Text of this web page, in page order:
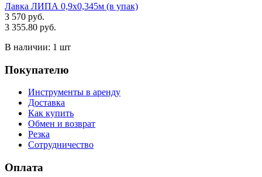
Лавка ЛИПА 0,9х0,345м (в упак)
3 570 руб.
3 355.80 руб.
В наличии: 1 шт
Покупателю
Инструменты в аренду
Доставка
Как купить
Обмен и возврат
Резка
Сотрудничество
Оплата